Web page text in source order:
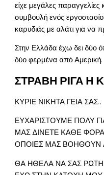
είχε μεγάλες
συμβουλή ενός
καρυδιάς με αλάτι για να
Στην Ελλάδα έχω δει δύο
δύο φερμένα από Αμερική.
ΣΤΡΑΒΗ ΡΙΓΑ Η
ΚΥΡΙΕ ΝΙΚΗΤΑ ΓΕΙΑ ΣΑΣ..
ΕΥΧΑΡΙΣΤΟΥΜΕ ΠΟΛΥ
ΜΑΣ ΔΙΝΕΤΕ ΚΑΘΕ
ΟΠΟΙΕΣ ΜΑΣ ΒΟΗΘΟΥΝ
ΘΑ ΗΘΕΛΑ ΝΑ ΣΑΣ